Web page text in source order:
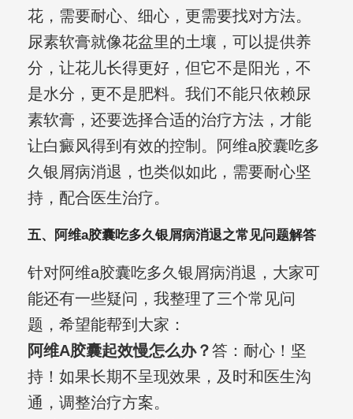
花，需要耐心、细心，更需要找对方法。
尿素软膏就像花盆里的土壤，可以提供养
分，让花儿长得更好，但它不是阳光，不
是水分，更不是肥料。我们不能只依赖尿
素软膏，还要选择合适的治疗方法，才能
让白癜风得到有效的控制。阿维a胶囊吃多
久银屑病消退，也类似如此，需要耐心坚
持，配合医生治疗。
五、阿维a胶囊吃多久银屑病消退之常见问题解答
针对阿维a胶囊吃多久银屑病消退，大家可
能还有一些疑问，我整理了三个常见问
题，希望能帮到大家：
阿维A胶囊起效慢怎么办？答：耐心！坚
持！如果长期不呈现效果，及时和医生沟
通，调整治疗方案。